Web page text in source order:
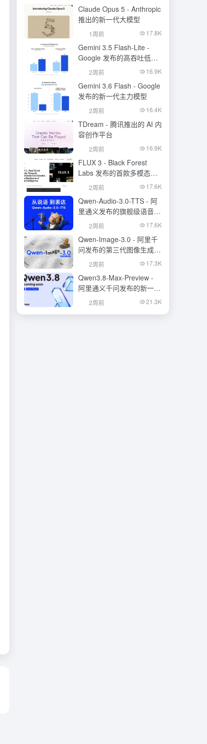
Claude Opus 5 - Anthropic
推出的新一代大模型
1周前 17.8K
Gemini 3.5 Flash-Lite -
Google 发布的高吞吐低成
本模型
2周前 16.9K
Gemini 3.6 Flash - Google
发布的新一代主力模型
2周前 16.4K
TDream - 腾讯推出的 AI 内
容创作平台
2周前 16.9K
FLUX 3 - Black Forest
Labs 发布的首款多模态基
础模型
2周前 17.6K
Qwen-Audio-3.0-TTS - 阿
里通义发布的旗舰级语音合
成大模型
2周前 17.6K
Qwen-Image-3.0 - 阿里千
问发布的第三代图像生成基
础模型
2周前 17.3K
Qwen3.8-Max-Preview -
阿里通义千问发布的新一代
旗舰大模型
2周前 21.3K